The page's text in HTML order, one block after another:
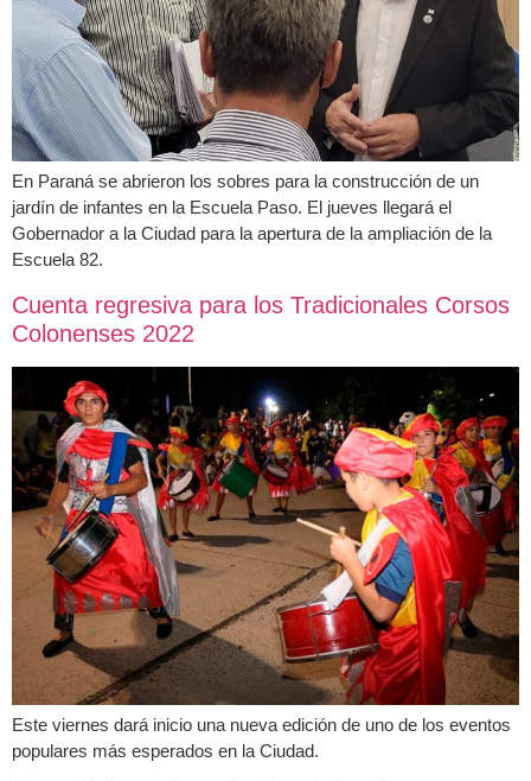
En Paraná se abrieron los sobres para la construcción de un
jardín de infantes en la Escuela Paso. El jueves llegará el
Gobernador a la Ciudad para la apertura de la ampliación de la
Escuela 82.
Cuenta regresiva para los Tradicionales Corsos
Colonenses 2022
Este viernes dará inicio una nueva edición de uno de los eventos
populares más esperados en la Ciudad.